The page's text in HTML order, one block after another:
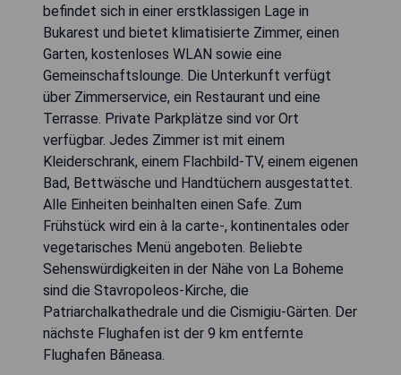
befindet sich in einer erstklassigen Lage in
Bukarest und bietet klimatisierte Zimmer, einen
Garten, kostenloses WLAN sowie eine
Gemeinschaftslounge. Die Unterkunft verfügt
über Zimmerservice, ein Restaurant und eine
Terrasse. Private Parkplätze sind vor Ort
verfügbar. Jedes Zimmer ist mit einem
Kleiderschrank, einem Flachbild-TV, einem eigenen
Bad, Bettwäsche und Handtüchern ausgestattet.
Alle Einheiten beinhalten einen Safe. Zum
Frühstück wird ein à la carte-, kontinentales oder
vegetarisches Menü angeboten. Beliebte
Sehenswürdigkeiten in der Nähe von La Boheme
sind die Stavropoleos-Kirche, die
Patriarchalkathedrale und die Cismigiu-Gärten. Der
nächste Flughafen ist der 9 km entfernte
Flughafen Băneasa.